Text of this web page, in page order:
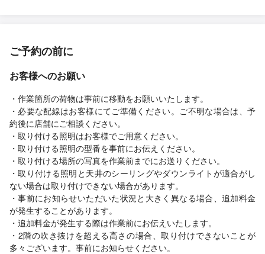
ご予約の前に
お客様へのお願い
・作業箇所の荷物は事前に移動をお願いいたします。
・必要な配線はお客様にてご準備ください。ご不明な場合は、予
約後に店舗にご相談ください。
・取り付ける照明はお客様でご用意ください。
・取り付ける照明の型番を事前にお伝えください。
・取り付ける場所の写真を作業前までにお送りください。
・取り付ける照明と天井のシーリングやダウンライトが適合がし
ない場合は取り付けできない場合があります。
・事前にお知らせいただいた状況と大きく異なる場合、追加料金
が発生することがあります。
・追加料金が発生する際は作業前にお伝えいたします。
・2階の吹き抜けを超える高さの場合、取り付けできないことが
多々ございます。事前にお知らせください。